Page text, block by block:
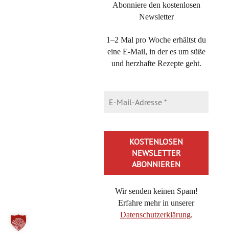
Abonniere den kostenlosen
Newsletter
1–2 Mal pro Woche erhältst du
eine E-Mail, in der es um süße
und herzhafte Rezepte geht.
Wir senden keinen Spam!
Erfahre mehr in unserer
Datenschutzerklärung.
Aber–hat mein Laptop ein Eigenleben entwickelt oder
Rubrik “ Rezeptübersicht “ nicht mehr?
Michaela Hoechst-Lühr
danke für den Hinweis und danke für das Lob!
Da läuft tatsächlich etwas nicht rund – ich schau